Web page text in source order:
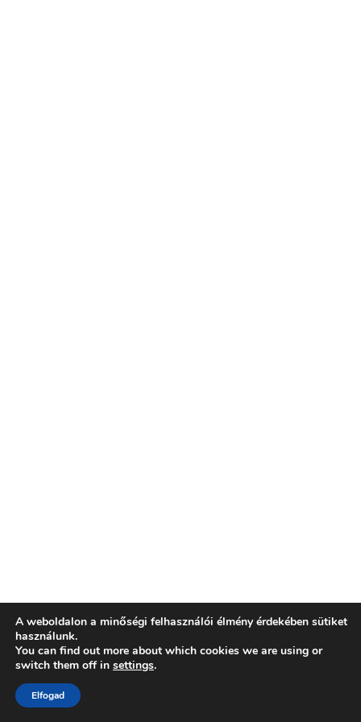
A weboldalon a minőségi felhasználói élmény érdekében sütiket
használunk.
You can find out more about which cookies we are using or
switch them off in settings.
Elfogad